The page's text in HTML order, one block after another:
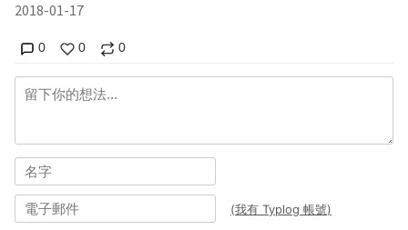
2018-01-17